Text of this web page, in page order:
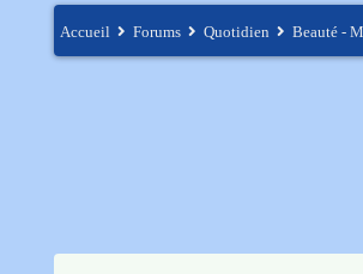
Accueil Forums Quotidien Beauté -